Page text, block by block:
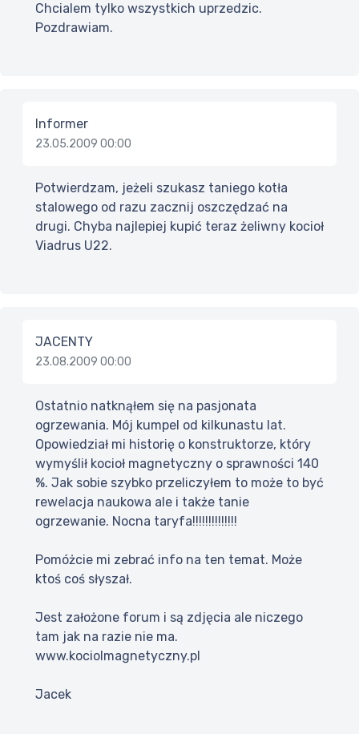
Chcialem tylko wszystkich uprzedzic.
Pozdrawiam.
Informer
23.05.2009 00:00
Potwierdzam, jeżeli szukasz taniego kotła
stalowego od razu zacznij oszczędzać na
drugi. Chyba najlepiej kupić teraz żeliwny kocioł
Viadrus U22.
JACENTY
23.08.2009 00:00
Ostatnio natknąłem się na pasjonata
ogrzewania. Mój kumpel od kilkunastu lat.
Opowiedział mi historię o konstruktorze, który
wymyślił kocioł magnetyczny o sprawności 140
%. Jak sobie szybko przeliczyłem to może to być
rewelacja naukowa ale i także tanie
ogrzewanie. Nocna taryfa!!!!!!!!!!!!!!
Pomóżcie mi zebrać info na ten temat. Może
ktoś coś słyszał.
Jest założone forum i są zdjęcia ale niczego
tam jak na razie nie ma.
www.kociolmagnetyczny.pl
Jacek